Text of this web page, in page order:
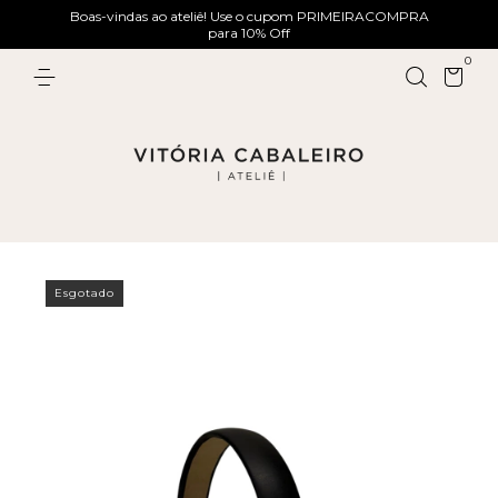
Boas-vindas ao ateliê! Use o cupom PRIMEIRACOMPRA
para 10% Off
0
Esgotado